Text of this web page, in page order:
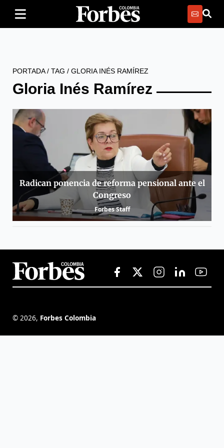
PORTADA/ TAG / GLORIA INÉS RAMÍREZ
Gloria Inés Ramírez
Radican ponencia de reforma pensional ante el
Congreso
Forbes Staff
© 2026, Forbes Colombia